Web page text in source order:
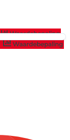
Waardebepaling
Waardebepaling